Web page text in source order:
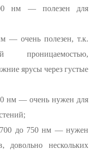
нм — полезен для
— очень полезен, т.к.
проницаемостью,
ярусы через густые
нм — очень нужен для
700 до 750 нм — нужен
довольно нескольких